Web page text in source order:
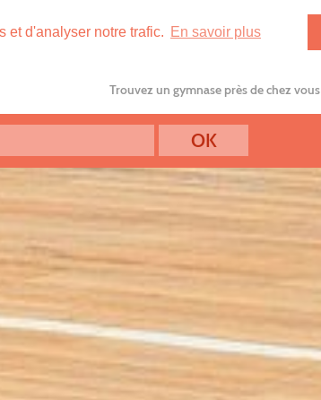
et d'analyser notre trafic. En savoir plus
Trouvez un gymnase près de chez vous